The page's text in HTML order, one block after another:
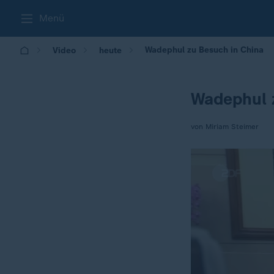
Menü
Video heute Wadephul zu Besuch in China
Wadephul
von Miriam Steimer